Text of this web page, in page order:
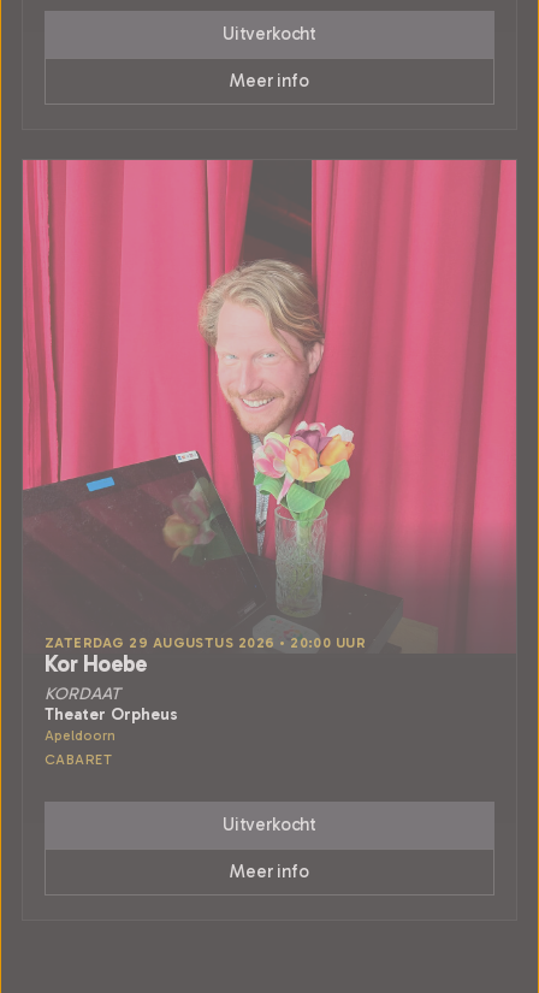
Uitverkocht
Meer info
ZATERDAG 29 AUGUSTUS 2026 • 20:00 UUR
Kor Hoebe
KORDAAT
Theater Orpheus
Apeldoorn
CABARET
Uitverkocht
Meer info